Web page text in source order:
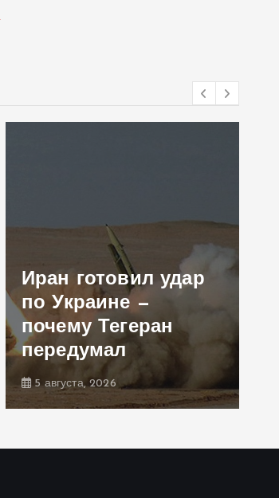
Иран готовил удар
по Украине —
почему Тегеран
передумал
5 августа, 2026